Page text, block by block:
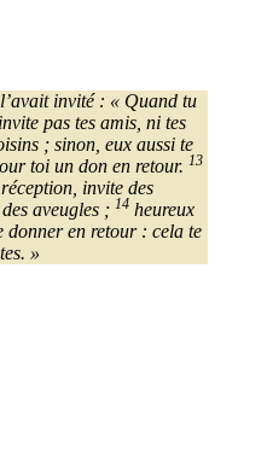
invité : « Quand tu
pas tes amis, ni tes
; sinon, eux aussi te
toi un don en retour. 13
invite des
aveugles ; 14 heureux
donner en retour : cela te
»